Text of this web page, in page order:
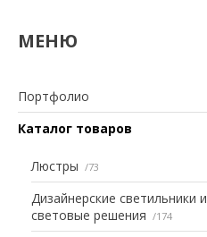
Портфолио
Каталог товаров
Люстры 73
Дизайнерские светильники и
световые решения
174